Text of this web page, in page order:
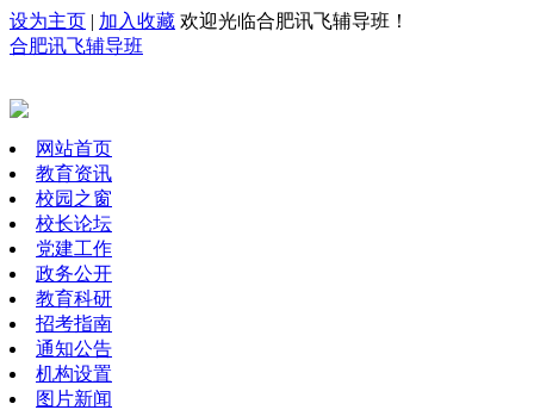
设为主页 | 加入收藏 欢迎光临合肥讯飞辅导班！
合肥讯飞辅导班
网站首页
教育资讯
校园之窗
校长论坛
党建工作
政务公开
教育科研
招考指南
通知公告
机构设置
图片新闻